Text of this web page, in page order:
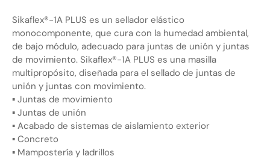
Sikaflex®-1A PLUS es un sellador elástico
monocomponente, que cura con la humedad ambiental,
de bajo módulo, adecuado para juntas de unión y juntas
de movimiento. Sikaflex®-1A PLUS es una masilla
multipropósito, diseñada para el sellado de juntas de
unión y juntas con movimiento.
▪ Juntas de movimiento
▪ Juntas de unión
▪ Acabado de sistemas de aislamiento exterior
▪ Concreto
▪ Mampostería y ladrillos